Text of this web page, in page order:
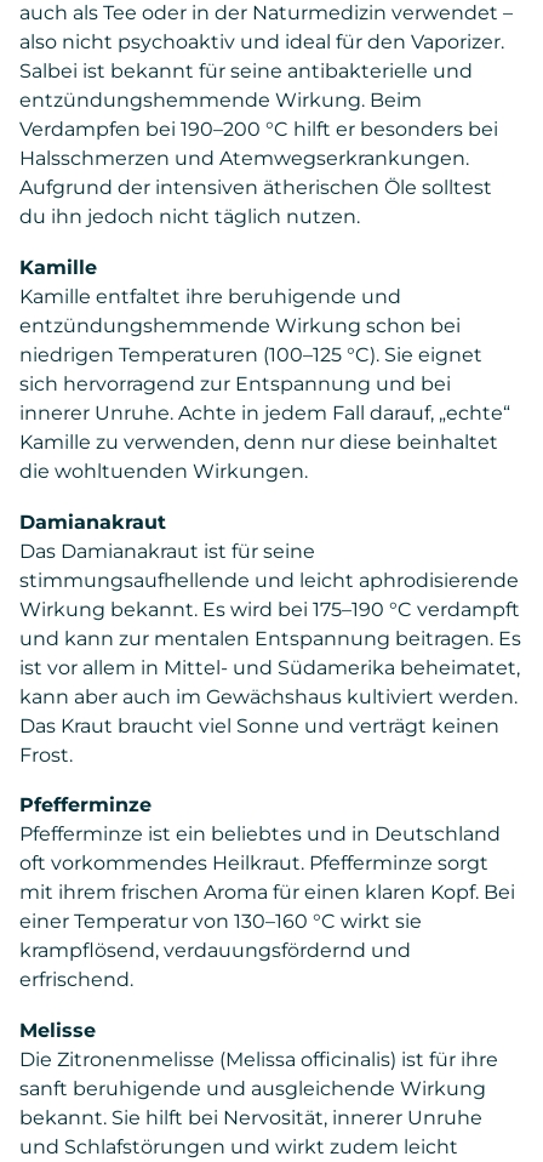
auch als Tee oder in der Naturmedizin verwendet –
also nicht psychoaktiv und ideal für den Vaporizer.
Salbei ist bekannt für seine antibakterielle und
entzündungshemmende Wirkung. Beim
Verdampfen bei 190–200 °C hilft er besonders bei
Halsschmerzen und Atemwegserkrankungen.
Aufgrund der intensiven ätherischen Öle solltest
du ihn jedoch nicht täglich nutzen.
Kamille
Kamille entfaltet ihre beruhigende und
entzündungshemmende Wirkung schon bei
niedrigen Temperaturen (100–125 °C). Sie eignet
sich hervorragend zur Entspannung und bei
innerer Unruhe. Achte in jedem Fall darauf, „echte“
Kamille zu verwenden, denn nur diese beinhaltet
die wohltuenden Wirkungen.
Damianakraut
Das Damianakraut ist für seine
stimmungsaufhellende und leicht aphrodisierende
Wirkung bekannt. Es wird bei 175–190 °C verdampft
und kann zur mentalen Entspannung beitragen. Es
ist vor allem in Mittel- und Südamerika beheimatet,
kann aber auch im Gewächshaus kultiviert werden.
Das Kraut braucht viel Sonne und verträgt keinen
Frost.
Pfefferminze
Pfefferminze ist ein beliebtes und in Deutschland
oft vorkommendes Heilkraut. Pfefferminze sorgt
mit ihrem frischen Aroma für einen klaren Kopf. Bei
einer Temperatur von 130–160 °C wirkt sie
krampflösend, verdauungsfördernd und
erfrischend.
Melisse
Die Zitronenmelisse (Melissa officinalis) ist für ihre
sanft beruhigende und ausgleichende Wirkung
bekannt. Sie hilft bei Nervosität, innerer Unruhe
und Schlafstörungen und wirkt zudem leicht